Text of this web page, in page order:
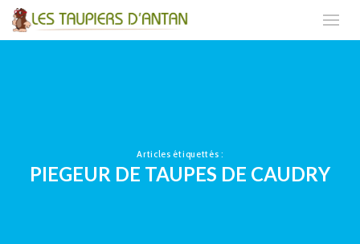
Articles étiquettés :
PIEGEUR DE TAUPES DE CAUDRY